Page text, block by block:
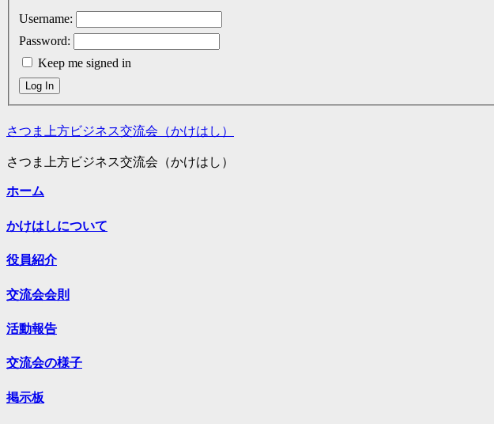
Username:
Password:
Keep me signed in
Log In
さつま上方ビジネス交流会（かけはし）
さつま上方ビジネス交流会（かけはし）
ホーム
かけはしについて
役員紹介
交流会会則
活動報告
交流会の様子
掲示板